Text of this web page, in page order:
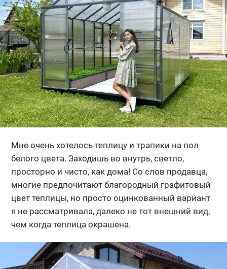
Мне очень хотелось теплицу и трапики на пол
белого цвета. Заходишь во внутрь, светло,
просторно и чисто, как дома! Со слов продавца,
многие предпочитают благородный графитовый
цвет теплицы, но просто оцинкованный вариант
я не рассматривала, далеко не тот внешний вид,
чем когда теплица окрашена.